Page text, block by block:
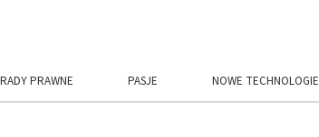
PRAWNE PASJE NOWE TECHNOLOGIE